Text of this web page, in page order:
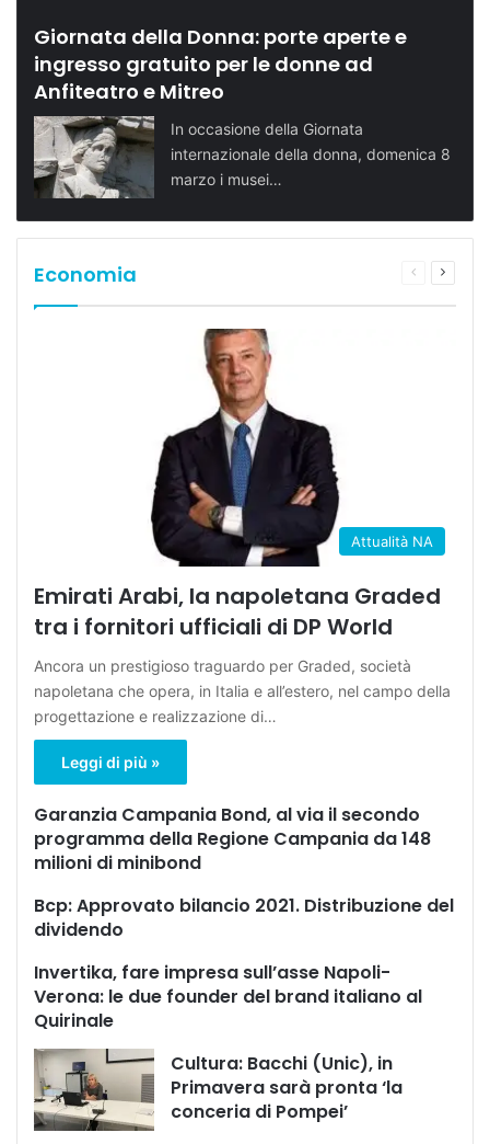
Giornata della Donna: porte aperte e
ingresso gratuito per le donne ad
Anfiteatro e Mitreo
In occasione della Giornata
internazionale della donna, domenica 8
marzo i musei…
Economia
Pagina
Attualità NA
Emirati Arabi, la napoletana Graded
tra i fornitori ufficiali di DP World
Ancora un prestigioso traguardo per Graded, società
napoletana che opera, in Italia e all’estero, nel campo della
progettazione e realizzazione di…
Leggi di più »
Garanzia Campania Bond, al via il secondo
programma della Regione Campania da 148
milioni di minibond
Bcp: Approvato bilancio 2021. Distribuzione del
dividendo
Invertika, fare impresa sull’asse Napoli-
Verona: le due founder del brand italiano al
Quirinale
Cultura: Bacchi (Unic), in
Primavera sarà pronta ‘la
conceria di Pompei’